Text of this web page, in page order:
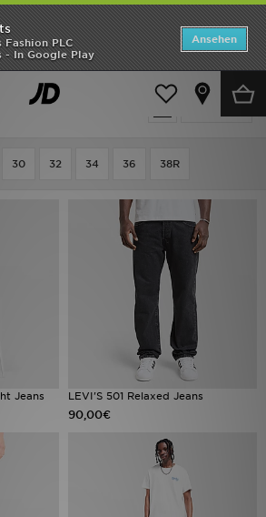
Fashion PLC
- In Google Play
Ansehen
Herrenbekleidung Jeans
verfeinern
30 32 34 36 38R
Jeans LEVI'S 501 Relaxed Jeans
90,00€